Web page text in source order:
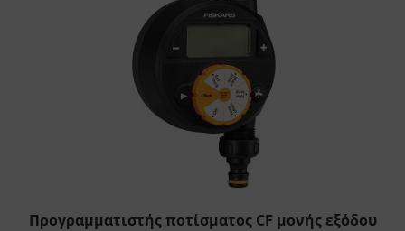
Προγραμματιστής ποτίσματος CF μονής εξόδου